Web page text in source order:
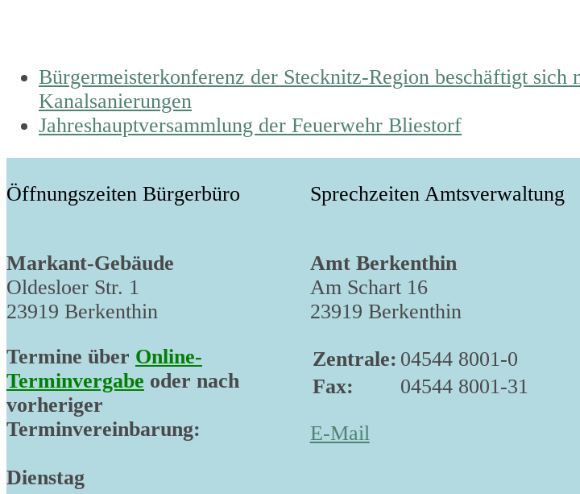
previous
post:
Bürgermeisterkonferenz der Stecknitz-Region beschäftigt
Kanalsanierungen
next
Jahreshauptversammlung der Feuerwehr Bliestorf
Öffnungszeiten Bürgerbüro
Markant-Gebäude
Oldesloer Str. 1
23919 Berkenthin
Termine über Online-
Terminvergabe oder nach
vorheriger
Terminvereinbarung:
Dienstag
Sprechzeiten Amtsverwaltung
Amt Berkenthin
Am Schart 16
23919 Berkenthin
Zentrale: 04544 8001-0
Fax:
04544 8001-31
E-Mail